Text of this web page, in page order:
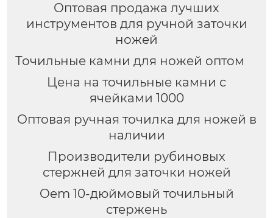
Оптовая продажа лучших
инструментов для ручной заточки
ножей
Точильные камни для ножей оптом
Цена на точильные камни с
ячейками 1000
Оптовая ручная точилка для ножей в
наличии
Производители рубиновых
стержней для заточки ножей
Oem 10-дюймовый точильный
стержень